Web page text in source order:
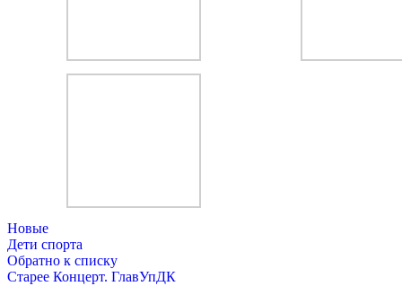
Новые
Дети спорта
Обратно к списку
Старее Концерт. ГлавУпДК